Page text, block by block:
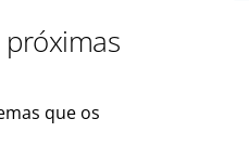
próximas
que os